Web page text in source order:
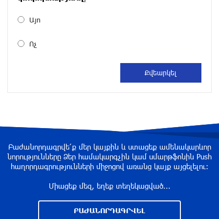
Հրդեհի ահազանգ Սայաթ-Նովա պողոտայում.
շենքից տարհանվել է 5 բնակիչ
Ճապոնական Յակիշիմե կերամիկայի
ցուցահանդեսը երկարաձգվել է մինչև
օգոստոսի 30-ը
10 ժամ առաջ
վարույթի շրջանակներում
Այո
Ոչ
Բաժանորդագրվե՛ք մեր կայքին և ստացեք ամենակարևոր
նորությունները Ձեր համակարգչին կամ սմարթֆոնին Push
հաղորդագրությունների միջոցով առանց կայք այցելելու։
Միացեք մեզ, եղեք տեղեկացված...
ԲԱԺԱՆՈՐԴԱԳՐՎԵԼ